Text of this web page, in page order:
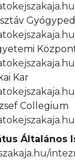
Kar
Collegium
Általános